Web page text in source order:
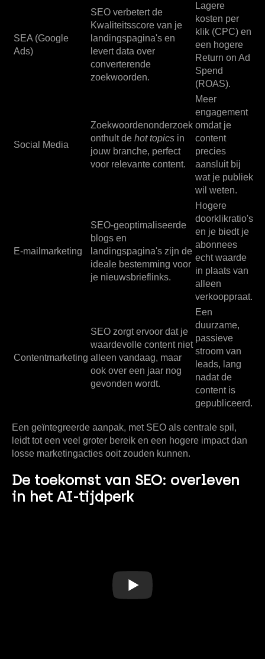
SEA (Google
Ads)
SEO verbetert de
Kwaliteitsscore van je
landingspagina's en
levert data over
converterende
zoekwoorden.
Lagere
kosten per
klik (CPC) en
een hogere
Return on Ad
Spend
(ROAS).
Social Media
Zoekwoordenonderzoek
onthult de hot topics in
jouw branche, perfect
voor relevante content.
Meer
engagement
omdat je
content
precies
aansluit bij
wat je publiek
wil weten.
E-mailmarketing
SEO-geoptimaliseerde
blogs en
landingspagina's zijn de
ideale bestemming voor
je nieuwsbrieflinks.
Hogere
doorklikratio's
en je biedt je
abonnees
echt waarde
in plaats van
alleen
verkooppraat.
Contentmarketing
SEO zorgt ervoor dat je
waardevolle content niet
alleen vandaag, maar
ook over een jaar nog
gevonden wordt.
Een
duurzame,
passieve
stroom van
leads, lang
nadat de
content is
gepubliceerd.
Een geïntegreerde aanpak, met SEO als centrale spil,
leidt tot een veel groter bereik en een hogere impact dan
losse marketingacties ooit zouden kunnen.
De toekomst van SEO: overleven
in het AI-tijdperk